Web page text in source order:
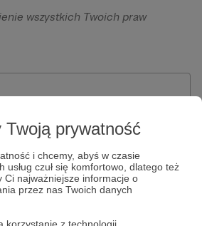
Twoją prywatność
i chcemy, abyś w czasie
usług czuł się komfortowo, dlatego też
Ci najważniejsze informacje o
przez nas Twoich danych
korzystanie z technologii
dane osobowe będą przetwarzane w
umowy zawartej z Tobą, w
dokonywania oraz
na naszej platformie oraz
wszystkich Twoich praw
rozporządzenia o ochronie
zautomatyzowanemu
przetwarzania Twoich danych
dla osób niepełnoletnich możliwa
formularza "Zgodna na
osobę niepełnoletnią", formularz
regulaminu Patronite.pl.